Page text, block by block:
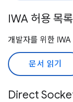
IWA 허용 목록
개발자를 위한 IWA
문서 읽기
Direct